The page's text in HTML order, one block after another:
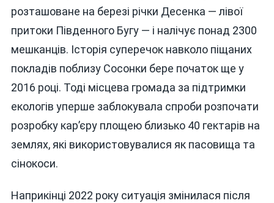
розташоване на березі річки Десенка — лівої
притоки Південного Бугу — і налічує понад 2300
мешканців. Історія суперечок навколо піщаних
покладів поблизу Сосонки бере початок ще у
2016 році. Тоді місцева громада за підтримки
екологів уперше заблокувала спроби розпочати
розробку кар’єру площею близько 40 гектарів на
землях, які використовувалися як пасовища та
сінокоси.
Наприкінці 2022 року ситуація змінилася після